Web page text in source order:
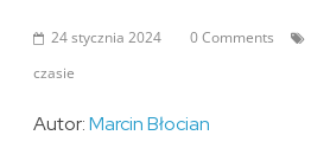
24 stycznia 2024 0 Comments
czasie
Autor:Marcin Błocian